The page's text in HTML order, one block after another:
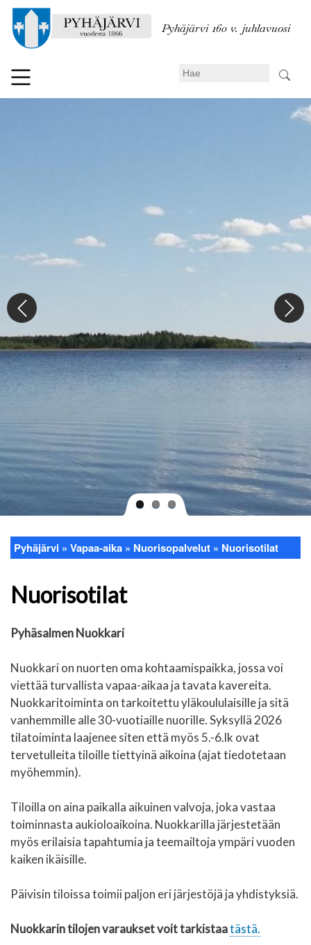
pääsisältöön
Pyhäjärvi 160 v. juhlavuosi
Search
Murupolku
Pyhäjärvi Vapaa-aika Nuorisopalvelut Nuorisotilat
Nuorisotilat
Pyhäsalmen Nuokkari
Nuokkari on nuorten oma kohtaamispaikka, jossa voi
viettää turvallista vapaa-aikaa ja tavata kavereita.
Nuokkaritoiminta on tarkoitettu yläkoululaisille ja sitä
vanhemmille alle 30-vuotiaille nuorille. Syksyllä 2026
tilatoiminta laajenee siten että myös 5.-6.lk ovat
tervetulleita tiloille tiettyinä aikoina (ajat tiedotetaan
myöhemmin).
Tiloilla on aina paikalla aikuinen valvoja, joka vastaa
toiminnasta aukioloaikoina. Nuokkarilla järjestetään
myös erilaisia tapahtumia ja teemailtoja ympäri vuoden
kaiken ikäisille.
Päivisin tiloissa toimii paljon eri järjestöjä ja yhdistyksiä.
Nuokkarin tilojen varaukset voit tarkistaatästä.